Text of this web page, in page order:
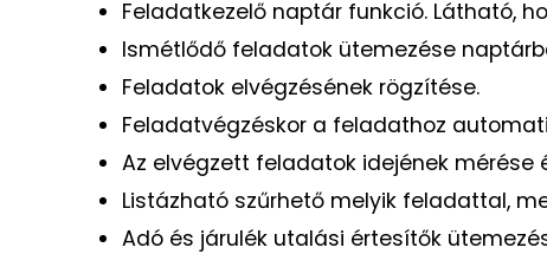
Feladatkezelő naptár funkció. Látható,
Ismétlődő feladatok ütemezése
Feladatok elvégzésének rögzítése.
Feladatvégzéskor a feladathoz
Az elvégzett feladatok idejének mérése
Listázható szűrhető melyik feladattal,
Adó és járulék utalási értesítők